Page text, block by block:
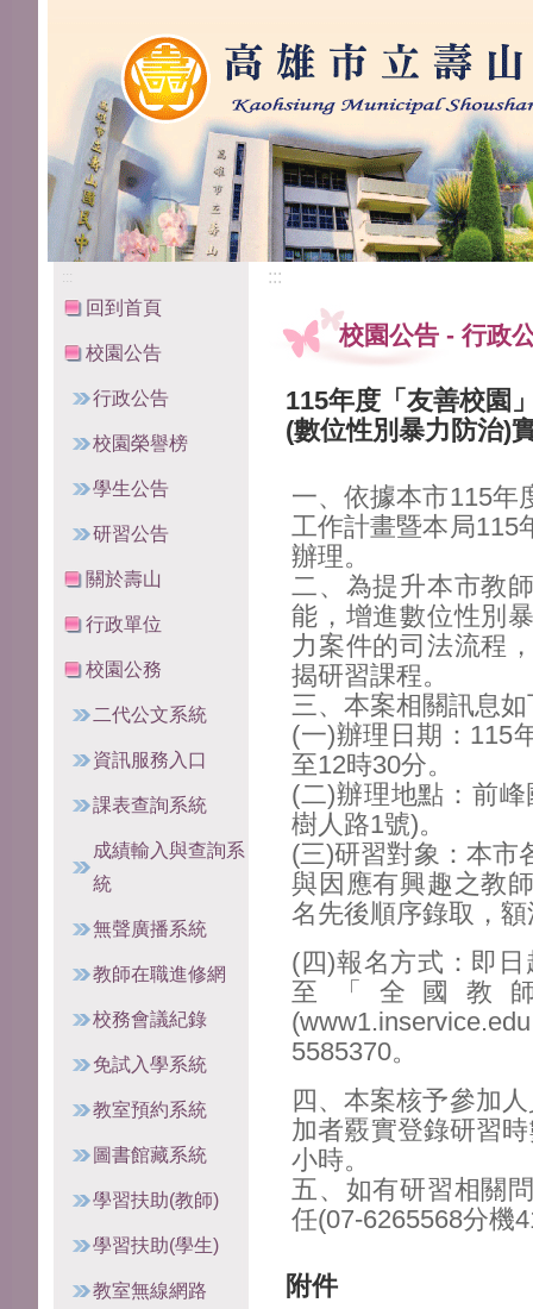
:::
回到首頁
校園公告
行政公告
校園榮譽榜
學生公告
研習公告
關於壽山
行政單位
校園公務
二代公文系統
資訊服務入口
課表查詢系統
成績輸入與查詢系
統
無聲廣播系統
教師在職進修網
校務會議紀錄
免試入學系統
教室預約系統
圖書館藏系統
學習扶助(教師)
學習扶助(學生)
教室無線網路
:::
校園公告 - 行政
115年度「友善校園
(數位性別暴力防治)
一、依據本市115年
工作計畫暨本局115
辦理。
二、為提升本市教
能，增進數位性別
力案件的司法流程
揭研習課程。
三、本案相關訊息
(一)辦理日期：115
至12時30分。
(二)辦理地點：前
樹人路1號)。
(三)研習對象：本市
與因應有興趣之教
名先後順序錄取，
(四)報名方式：即
至「全國教
5585370。
四、本案核予參加
加者覈實登錄研習
小時。
五、如有研習相關
任(07-6265568分機
附件